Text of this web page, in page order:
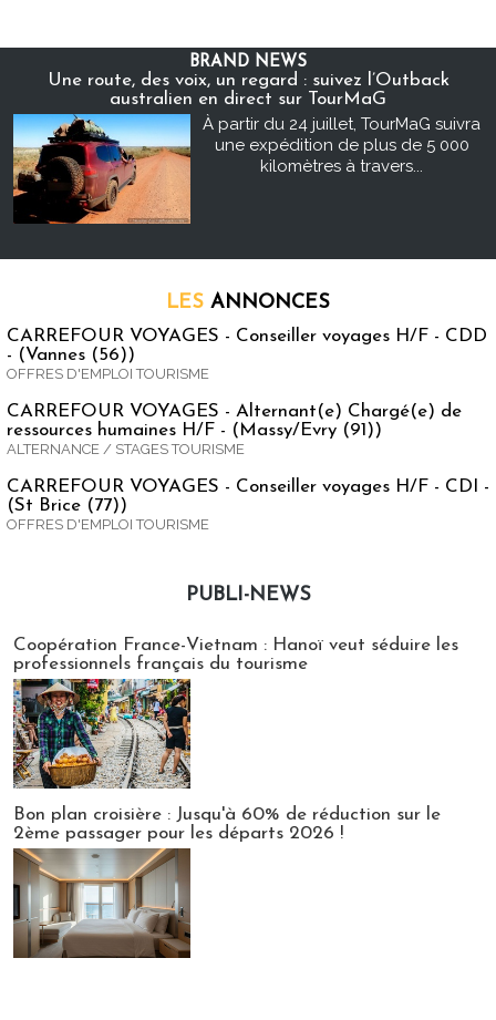
BRAND NEWS
Une route, des voix, un regard : suivez l’Outback
australien en direct sur TourMaG
À partir du 24 juillet, TourMaG suivra
une expédition de plus de 5 000
kilomètres à travers...
LES ANNONCES
CARREFOUR VOYAGES - Conseiller voyages H/F - CDD
- (Vannes (56))
OFFRES D'EMPLOI TOURISME
CARREFOUR VOYAGES - Alternant(e) Chargé(e) de
ressources humaines H/F - (Massy/Evry (91))
ALTERNANCE / STAGES TOURISME
CARREFOUR VOYAGES - Conseiller voyages H/F - CDI -
(St Brice (77))
OFFRES D'EMPLOI TOURISME
PUBLI-NEWS
Coopération France-Vietnam : Hanoï veut séduire les
professionnels français du tourisme
Bon plan croisière : Jusqu'à 60% de réduction sur le
2ème passager pour les départs 2026 !